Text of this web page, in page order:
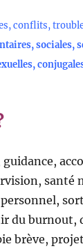
conflits,
sociales,
santé
du burnout,
brève,